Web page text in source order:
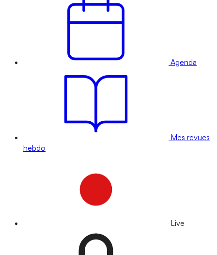
Agenda
Mes revues
hebdo
Live